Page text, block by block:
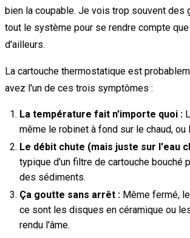
bien la coupable. Je vois trop souvent des
tout le système pour se rendre compte
d'ailleurs.
La cartouche thermostatique est
avez l'un de ces trois symptômes :
La température fait n'importe quoi :
même le robinet à fond sur le chaud, ou
Le débit chute (mais juste sur l'eau
typique d'un filtre de cartouche bouché
des sédiments.
Ça goutte sans arrêt : Même fermé,
ce sont les disques en céramique ou
rendu l'âme.